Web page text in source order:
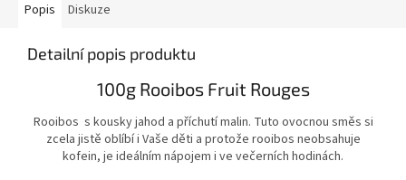
Popis Diskuze
Detailní popis produktu
100g Rooibos Fruit Rouges
Rooibos s kousky jahod a příchutí malin. Tuto ovocnou směs si
zcela jistě oblíbí i Vaše děti a protože rooibos neobsahuje
kofein, je ideálním nápojem i ve večerních hodinách.